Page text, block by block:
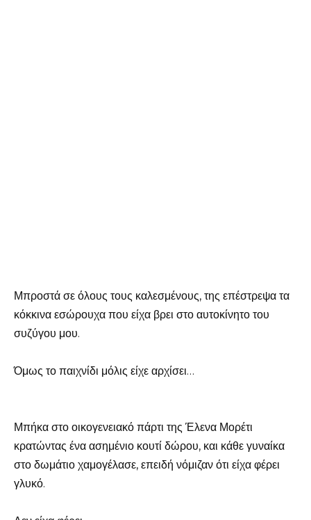
Μπροστά σε όλους τους καλεσμένους, της επέστρεψα τα
κόκκινα εσώρουχα που είχα βρει στο αυτοκίνητο του
συζύγου μου.
Όμως το παιχνίδι μόλις είχε αρχίσει…
Μπήκα στο οικογενειακό πάρτι της Έλενα Μορέτι
κρατώντας ένα ασημένιο κουτί δώρου, και κάθε γυναίκα
στο δωμάτιο χαμογέλασε, επειδή νόμιζαν ότι είχα φέρει
γλυκό.